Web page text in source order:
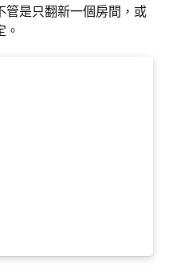
管是只翻新一個房間，或
。